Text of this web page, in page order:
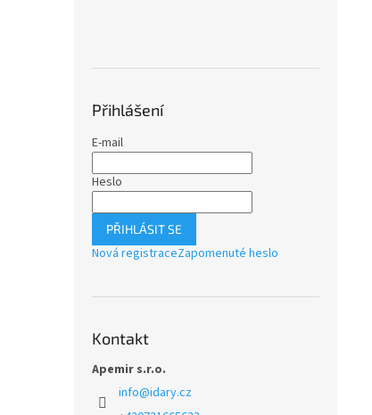
Přihlášení
E-mail
Heslo
PŘIHLÁSIT SE
Nová registraceZapomenuté heslo
Kontakt
Apemir s.r.o.
info@idary.cz